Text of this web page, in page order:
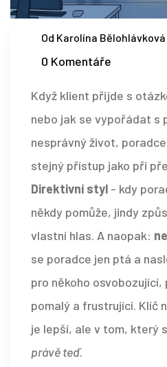
Od Karolína Bělohlávková
0 Komentáře
Když klient přijde s
nebo jak se vypořádat s
nesprávný život,
stejný přístup jako při
Direktivní styl - kdy
někdy pomůže, jindy
vlastní hlas. A naopak:
se poradce jen ptá a
pro někoho
pomalý a frustrující. Klíč
je lepší, ale v tom, který
právě teď.